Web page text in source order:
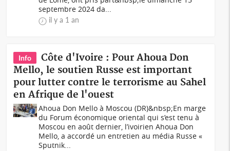
septembre 2024 da...
il y a 1 an
Info
Côte d'Ivoire : Pour Ahoua Don
Mello, le soutien Russe est important
pour lutter contre le terrorisme au Sahel
en Afrique de l'ouest
Ahoua Don Mello à Moscou (DR)&nbsp;En marge
du Forum économique oriental qui s’est tenu à
Moscou en août dernier, l’ivoirien Ahoua Don
Mello, a accordé un entretien au média Russe «
Sputnik...